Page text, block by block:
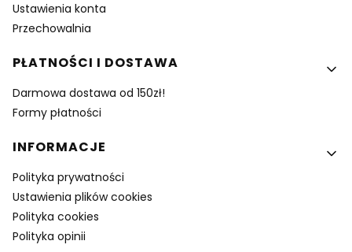
Ustawienia konta
Przechowalnia
PŁATNOŚCI I DOSTAWA
Darmowa dostawa od 150zł!
Formy płatności
INFORMACJE
Polityka prywatności
Ustawienia plików cookies
Polityka cookies
Polityka opinii